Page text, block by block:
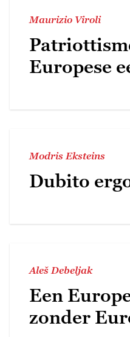
Maurizio Viroli
Europese
Modris Eksteins
Dubito
Aleš Debeljak
Een
zonder